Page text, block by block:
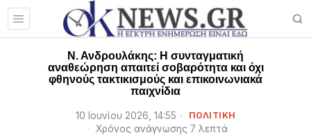
Ν. Ανδρουλάκης: Η συνταγματική
αναθεώρηση απαιτεί σοβαρότητα και όχι
φθηνούς τακτικισμούς και επικοινωνιακά
παιχνίδια
10 Ιουνίου 2026, 14:55 ΠΟΛΙΤΙΚΗ
Χρόνος ανάγνωσης 7 λεπτά